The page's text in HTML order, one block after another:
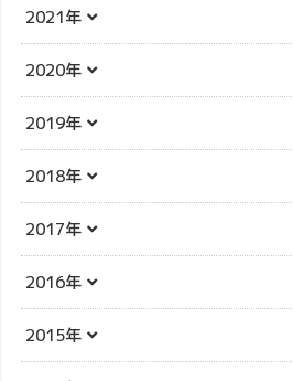
2021年
2020年
2019年
2018年
2017年
2016年
2015年